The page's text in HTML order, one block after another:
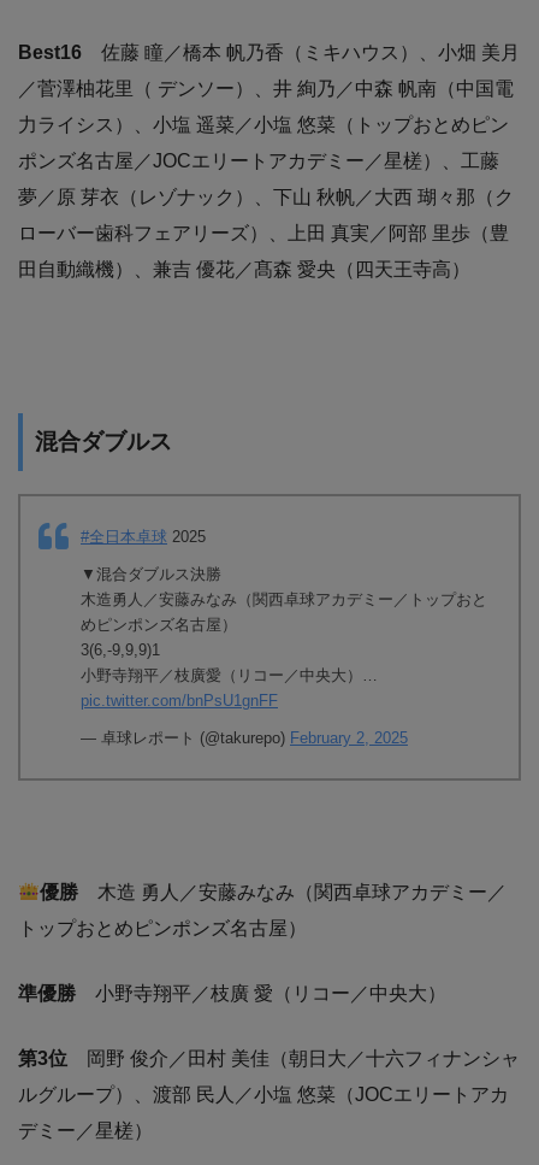
Best16 佐藤 瞳／橋本 帆乃香（ミキハウス）、小畑 美月
／菅澤柚花里（ デンソー）、井 絢乃／中森 帆南（中国電
力ライシス）、小塩 遥菜／小塩 悠菜（トップおとめピン
ポンズ名古屋／JOCエリートアカデミー／星槎）、工藤
夢／原 芽衣（レゾナック）、下山 秋帆／大西 瑚々那（ク
ローバー歯科フェアリーズ）、上田 真実／阿部 里歩（豊
田自動織機）、兼吉 優花／髙森 愛央（四天王寺高）
混合ダブルス
#全日本卓球 2025
▼混合ダブルス決勝
木造勇人／安藤みなみ（関西卓球アカデミー／トップおと
めピンポンズ名古屋）
3(6,-9,9,9)1
小野寺翔平／枝廣愛（リコー／中央大）…
pic.twitter.com/bnPsU1gnFF
— 卓球レポート (@takurepo) February 2, 2025
優勝 木造 勇人／安藤みなみ（関西卓球アカデミー／
トップおとめピンポンズ名古屋）
準優勝 小野寺翔平／枝廣 愛（リコー／中央大）
第3位 岡野 俊介／田村 美佳（朝日大／十六フィナンシャ
ルグループ）、渡部 民人／小塩 悠菜（JOCエリートアカ
デミー／星槎）